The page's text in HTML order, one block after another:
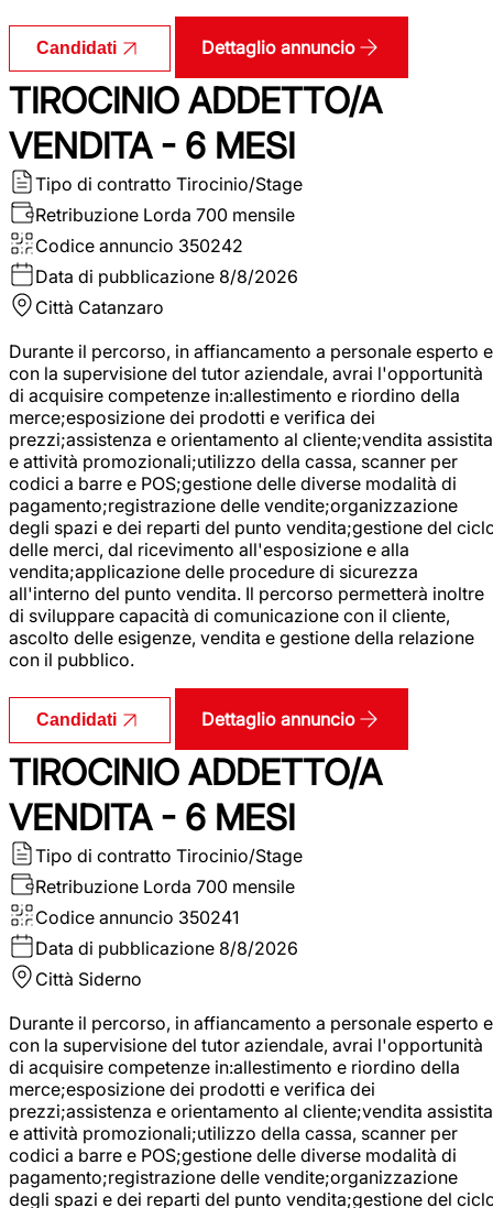
Candidati Dettaglio annuncio
TIROCINIO ADDETTO/A
VENDITA - 6 MESI
Tipo di contratto Tirocinio/Stage
Retribuzione Lorda 700 mensile
Codice annuncio 350242
Data di pubblicazione 8/8/2026
Città Catanzaro
Durante il percorso, in affiancamento a personale esperto e
con la supervisione del tutor aziendale, avrai l'opportunità
di acquisire competenze in:allestimento e riordino della
merce;esposizione dei prodotti e verifica dei
prezzi;assistenza e orientamento al cliente;vendita assistita
e attività promozionali;utilizzo della cassa, scanner per
codici a barre e POS;gestione delle diverse modalità di
pagamento;registrazione delle vendite;organizzazione
degli spazi e dei reparti del punto vendita;gestione del
delle merci, dal ricevimento all'esposizione e alla
vendita;applicazione delle procedure di sicurezza
all'interno del punto vendita. Il percorso permetterà inoltre
di sviluppare capacità di comunicazione con il cliente,
ascolto delle esigenze, vendita e gestione della relazione
con il pubblico.
Candidati Dettaglio annuncio
TIROCINIO ADDETTO/A
VENDITA - 6 MESI
Tipo di contratto Tirocinio/Stage
Retribuzione Lorda 700 mensile
Codice annuncio 350241
Data di pubblicazione 8/8/2026
Città Siderno
Durante il percorso, in affiancamento a personale esperto e
con la supervisione del tutor aziendale, avrai l'opportunità
di acquisire competenze in:allestimento e riordino della
merce;esposizione dei prodotti e verifica dei
prezzi;assistenza e orientamento al cliente;vendita assistita
e attività promozionali;utilizzo della cassa, scanner per
codici a barre e POS;gestione delle diverse modalità di
pagamento;registrazione delle vendite;organizzazione
degli spazi e dei reparti del punto vendita;gestione del